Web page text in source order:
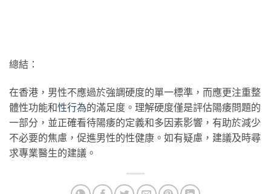
總結：
在香港，男性不應過於強調硬度的單一標準，而應更注重整
體性功能和性行為的滿足度。理解硬度僅是評估陽痿問題的
一部分，並正確看待陽痿的定義和多因素影響，有助於減少
不必要的焦慮，促進男性的性健康。如有疑慮，建議及時尋
求專業醫生的建議。